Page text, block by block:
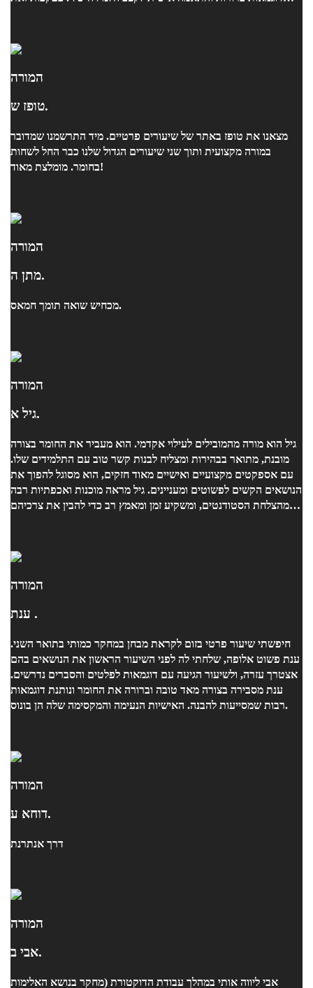
המורה
טופז ש.
מצאנו את טופז באתר של שיעורים פרטיים. מיד התרשמנו שמדובר
במורה מקצועית ותוך שני שיעורים הגדול שלנו כבר החל לשחות
בחומר. מומלצת מאוד!
המורה
מתן ה.
מכחיש שואה תומך חמאס.
המורה
גיל א.
גיל הוא מורה מהמובילים לעילוי אקדמי. הוא מעביר את החומר בצורה
מובנת, מתואר בבהירות ומצליח לבנות קשר טוב עם התלמידים שלו.
עם אספקטים מקצועיים ואישיים מאוד חזקים, הוא מסוגל להפוך את
הנושאים הקשים לפשוטים ומעניינים. גיל מראה מוכנות ואכפתיות רבה
מהצלחת הסטודנטים, ומשקיע זמן ומאמץ רב כדי להבין את צרכיהם
ומקנה חוויית לימוד חיובית. אני ממליצה בחום על גיל, ואני בטוחה
המורה
ענת .
חיפשתי שיעור פרטי בזום לקראת מבחן במחקר כמותי בתואר השני.
ענת פשוט אלופה, שלחתי לה לפני השיעור הראשון את הנושאים בהם
אצטרך עזרה, ולשיעור הגיעה עם דוגמאות לפלטים והסברים נדרשים.
ענת מסבירה בצורה מאד טובה וברורה את החומר ונותנת דוגמאות
רבות שמסייעות להבנה. האישיות הנעימה והמקסימה שלה הן בונוס.
המורה
דוחא ע.
דרך אנתרנת
המורה
אבי ב.
אבי ליווה אותי במהלך עבודת הדוקטורת (מחקר בנושא האלימות